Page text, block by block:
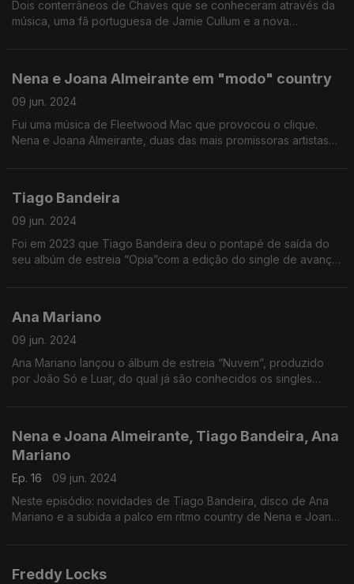
Dois conterrâneos de Chaves que se conheceram através da
música, uma fã portuguesa de Jamie Cullum e a nova
Nena e Joana Almeirante em "modo" country
09 jun. 2024
Fui uma música de Fleetwood Mac que provocou o clique.
Nena e Joana Almeirante, duas das mais promissoras artistas
Tiago Bandeira
09 jun. 2024
Foi em 2023 que Tiago Bandeira deu o pontapé de saída do
seu albúm de estreia “Opia”com a edição do single de avanço
Ana Mariano
09 jun. 2024
Ana Mariano lançou o álbum de estreia “Nuvem”, produzido
por João Só e Luar, do qual já são conhecidos os singles
Nena e Joana Almeirante, Tiago Bandeira, Ana
Mariano
Ep. 16
09 jun. 2024
Neste episódio: novidades de Tiago Bandeira, disco de Ana
Mariano e a subida a palco em ritmo country de Nena e Joana
Freddy Locks